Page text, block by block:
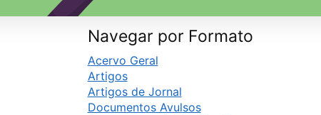
Navegar por Formato
Acervo Geral
Artigos
Artigos de Jornal
Documentos Avulsos